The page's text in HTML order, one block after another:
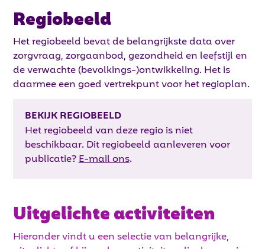
Regiobeeld
Het regiobeeld bevat de belangrijkste data over
zorgvraag, zorgaanbod, gezondheid en leefstijl en
de verwachte (bevolkings-)ontwikkeling. Het is
daarmee een goed vertrekpunt voor het regioplan.
BEKIJK REGIOBEELD
Het regiobeeld van deze regio is niet
beschikbaar. Dit regiobeeld aanleveren voor
publicatie? E-mail ons.
Uitgelichte activiteiten
Hieronder vindt u een selectie van belangrijke,